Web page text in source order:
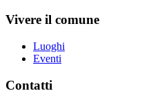
Vivere il comune
Luoghi
Eventi
Contatti